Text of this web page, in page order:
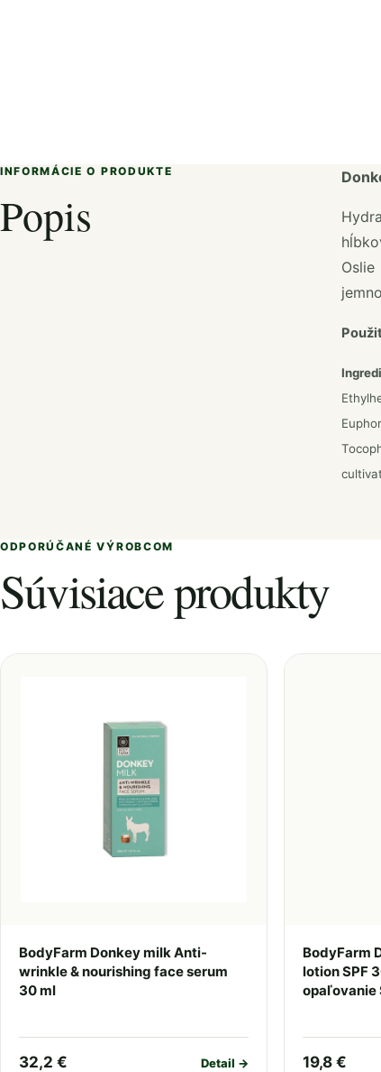
INFORMÁCIE O PRODUKTE
Popis
ODPORÚČANÉ VÝROBCOM
Súvisiace produkty
BodyFarm Donkey milk Anti-
wrinkle & nourishing face serum
30 ml
32,2 € Detail →
BodyFarm
lotion SPF
opaľovanie
19,8 €